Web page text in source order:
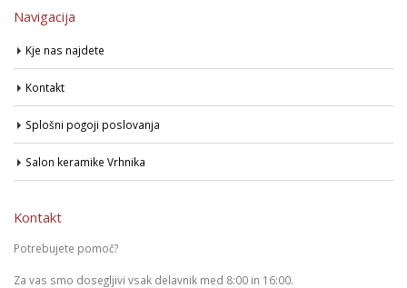
Navigacija
Kje nas najdete
Kontakt
Splošni pogoji poslovanja
Salon keramike Vrhnika
Kontakt
Potrebujete pomoč?
Za vas smo dosegljivi vsak delavnik med 8:00 in 16:00.